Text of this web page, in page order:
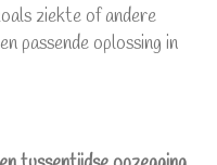
ziekte of andere
passende oplossing in